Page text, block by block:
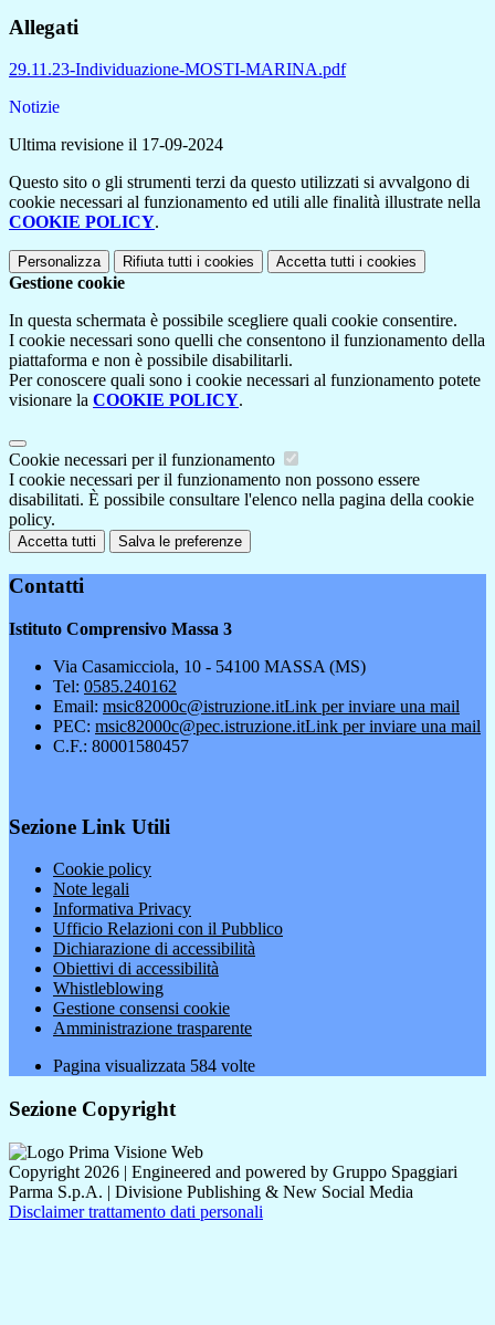
Allegati
29.11.23-Individuazione-MOSTI-MARINA.pdf
Notizie
Ultima revisione il 17-09-2024
Questo sito o gli strumenti terzi da questo utilizzati si avvalgono di
cookie necessari al funzionamento ed utili alle finalità illustrate nella
COOKIE POLICY.
Personalizza Rifiuta tutti i cookies Accetta tutti i cookies
Gestione cookie
In questa schermata è possibile scegliere quali cookie consentire.
I cookie necessari sono quelli che consentono il funzionamento della
piattaforma e non è possibile disabilitarli.
Per conoscere quali sono i cookie necessari al funzionamento potete
visionare la COOKIE POLICY.
Cookie necessari per il funzionamento
I cookie necessari per il funzionamento non possono essere
disabilitati. È possibile consultare l'elenco nella pagina della cookie
policy.
Accetta tutti Salva le preferenze
Contatti
Istituto Comprensivo Massa 3
Via Casamicciola, 10 - 54100 MASSA (MS)
Tel: 0585.240162
Email: msic82000c@istruzione.itLink per inviare una mail
PEC: msic82000c@pec.istruzione.itLink per inviare una mail
C.F.: 80001580457
Sezione Link Utili
Cookie policy
Note legali
Informativa Privacy
Ufficio Relazioni con il Pubblico
Dichiarazione di accessibilità
Obiettivi di accessibilità
Whistleblowing
Gestione consensi cookie
Amministrazione trasparente
Pagina visualizzata 584 volte
Sezione Copyright
Copyright 2026 | Engineered and powered by Gruppo Spaggiari
Parma S.p.A. | Divisione Publishing & New Social Media
Disclaimer trattamento dati personali